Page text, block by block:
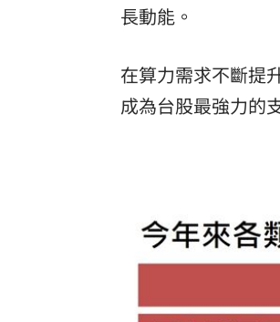
長動能。
在算力需求不斷提
成為台股最強力的